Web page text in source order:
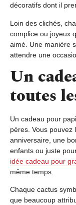
décoratifs dont il
Loin des clichés,
complice ou joyeux
aimé. Une manière
attendre une
Un
toutes
Un cadeau pour
pères. Vous pouvez
anniversaire, une
enfants ou juste
idée cadeau pour
même temps.
Chaque cactus
que beaucoup